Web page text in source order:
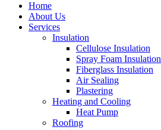
Home
About Us
Services
Insulation
Cellulose Insulation
Spray Foam Insulation
Fiberglass Insulation
Air Sealing
Plastering
Heating and Cooling
Heat Pump
Roofing